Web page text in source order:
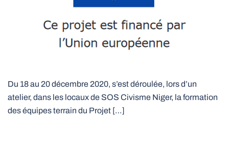
Du 18 au 20 décembre 2020, s’est déroulée, lors d’un
atelier, dans les locaux de SOS Civisme Niger, la formation
des équipes terrain du Projet […]